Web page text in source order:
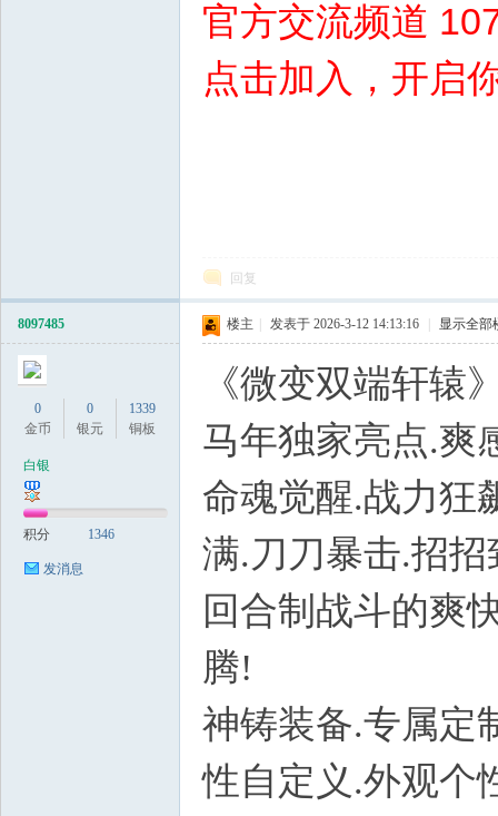
官方交流频道
点击加入，开启
回复
8097485
0
金币
0
银元
1339
铜板
白银
积分 1346
发消息
楼主 发表于 2026-3-12 14:13:16 显示全部
《微变双端轩辕
马年独家亮点.爽
命魂觉醒.战力狂
满.刀刀暴击.招招
回合制战斗的爽
腾!
神铸装备.专属定
性自定义.外观个